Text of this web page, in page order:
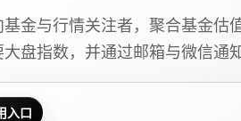
金与行情关注者，聚合基金估
盘指数，并通过邮箱与微信通
入口